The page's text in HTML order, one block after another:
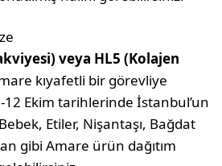
veya HL5 (Kolajen
kıyafetli bir görevliye
12 Ekim tarihlerinde İstanbul’un
Etiler, Nişantaşı, Bağdat
gibi Amare ürün dağıtım